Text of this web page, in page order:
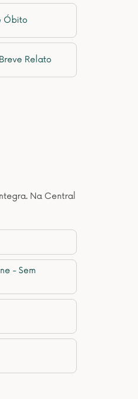
Óbito
Relato
Na Central
- Sem